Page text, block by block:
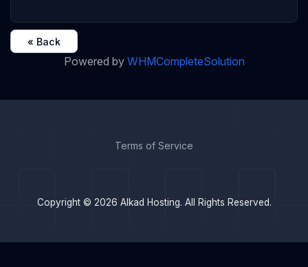
« Back
Powered by WHMCompleteSolution
Terms of Service
Copyright © 2026 Alkad Hosting. All Rights Reserved.